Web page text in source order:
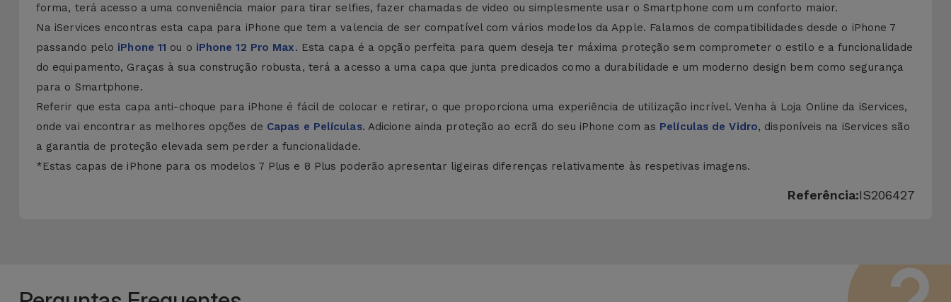
forma, terá acesso a uma conveniência maior para tirar selfies, fazer chamadas de video ou simplesmente usar o Smartphone com um conforto maior.
Na iServices encontras esta capa para iPhone que tem a valencia de ser compatível com vários modelos da Apple. Falamos de compatibilidades desde o iPhone 7
passando pelo iPhone 11 ou o iPhone 12 Pro Max. Esta capa é a opção perfeita para quem deseja ter máxima proteção sem comprometer o estilo e a funcionalidade
do equipamento, Graças à sua construção robusta, terá a acesso a uma capa que junta predicados como a durabilidade e um moderno design bem como segurança
para o Smartphone.
Referir que esta capa anti-choque para iPhone é fácil de colocar e retirar, o que proporciona uma experiência de utilização incrível. Venha à Loja Online da iServices,
onde vai encontrar as melhores opções de Capas e Películas. Adicione ainda proteção ao ecrã do seu iPhone com as Películas de Vidro, disponíveis na iServices são
a garantia de proteção elevada sem perder a funcionalidade.
*Estas capas de iPhone para os modelos 7 Plus e 8 Plus poderão apresentar ligeiras diferenças relativamente às respetivas imagens.
Referência:IS206427